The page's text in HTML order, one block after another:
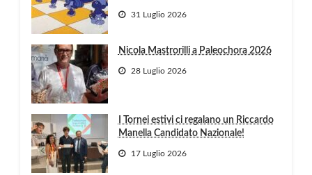
31 Luglio 2026
Nicola Mastrorilli a Paleochora 2026
28 Luglio 2026
I Tornei estivi ci regalano un Riccardo
Manella Candidato Nazionale!
17 Luglio 2026